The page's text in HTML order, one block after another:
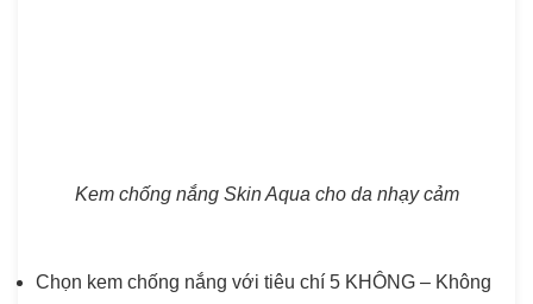
Kem chống nắng Skin Aqua cho da nhạy cảm
Chọn kem chống nắng với tiêu chí 5 KHÔNG – Không